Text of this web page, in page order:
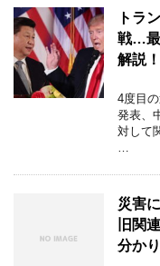
トラ
戦…最
解説！
米中
4度目
発表、
対して
…
災害
旧関
分か